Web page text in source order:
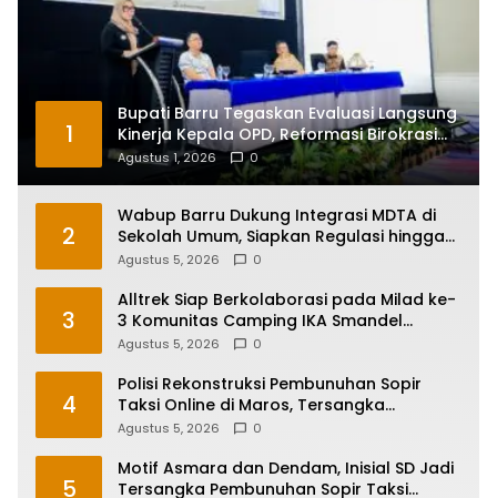
1
Bupati Barru Tegaskan Evaluasi Langsung
Kinerja Kepala OPD, Reformasi Birokrasi
Jadi Prioritas
Agustus 1, 2026 0
2
Wabup Barru Dukung Integrasi MDTA di
Sekolah Umum, Siapkan Regulasi hingga
Tim Khusus
Agustus 5, 2026 0
3
Alltrek Siap Berkolaborasi pada Milad ke-
3 Komunitas Camping IKA Smandel
Makassar di Malino
Agustus 5, 2026 0
4
Polisi Rekonstruksi Pembunuhan Sopir
Taksi Online di Maros, Tersangka
Peragakan 24 Adegan
Agustus 5, 2026 0
5
Motif Asmara dan Dendam, Inisial SD Jadi
Tersangka Pembunuhan Sopir Taksi